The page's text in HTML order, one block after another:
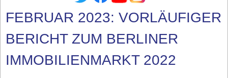
FEBRUAR 2023: VORLÄUFIGER
BERICHT ZUM BERLINER
IMMOBILIENMARKT 2022